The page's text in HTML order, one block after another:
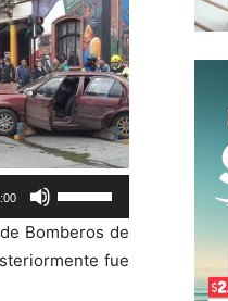
las
teclas
de
Bomberos de
fue